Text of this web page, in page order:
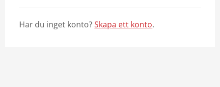
Har du inget konto?Skapa ett konto.